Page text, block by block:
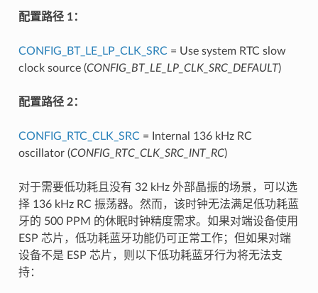
配置路径 1：
CONFIG_BT_LE_LP_CLK_SRC= Use system RTC slow
clock source (CONFIG_BT_LE_LP_CLK_SRC_DEFAULT)
配置路径 2：
CONFIG_RTC_CLK_SRC= Internal 136 kHz RC
oscillator (CONFIG_RTC_CLK_SRC_INT_RC)
对于需要低功耗且没有 32 kHz 外部晶振的场景，可以选
择 136 kHz RC 振荡器。然而，该时钟无法满足低功耗蓝
牙的 500 PPM 的休眠时钟精度需求。如果对端设备使用
ESP 芯片，低功耗蓝牙功能仍可正常工作；但如果对端
设备不是 ESP 芯片，则以下低功耗蓝牙行为将无法支
持：